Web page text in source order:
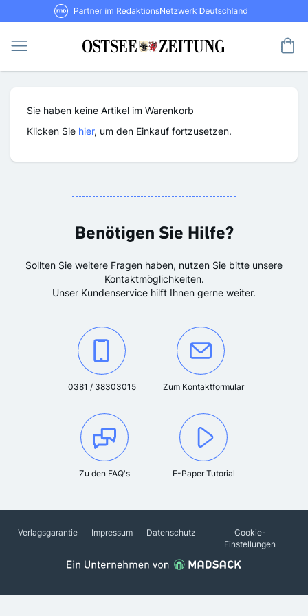
Direkt
zum
Inhalt
RND Partner im RedaktionsNetzwerk
Sie haben keine Artikel im Warenkorb
Klicken Sie hier, um den Einkauf fortzusetzen.
Benötigen Sie Hilfe?
Sollten Sie weitere Fragen haben, nutzen Sie bitte unsere
Kontaktmöglichkeiten.
Unser Kundenservice hilft Ihnen gerne weiter.
Kontaktieren Sie uns unter der Telefonnummer:
0381 / 38303015 Oder kontaktieren Sie uns über das
Zum Kontaktformular
Zu den FAQ's E-Paper Tutorial
Verlagsgarantie Impressum Datenschutz
Cookie-
Einstellungen